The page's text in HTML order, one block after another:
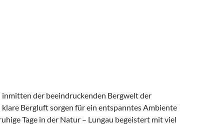
inmitten der beeindruckenden Bergwelt der
Bergluft sorgen für ein entspanntes Ambiente
Tage in der Natur – Lungau begeistert mit viel